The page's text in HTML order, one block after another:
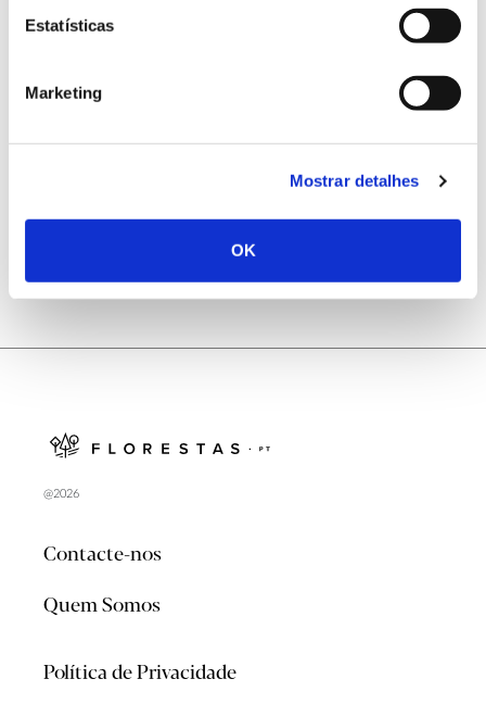
Estatísticas
Marketing
Mostrar detalhes
OK
25.06.2026
Natureza e florestas procuram jovens voluntários
@2026
Contacte-nos
Quem Somos
Política de Privacidade